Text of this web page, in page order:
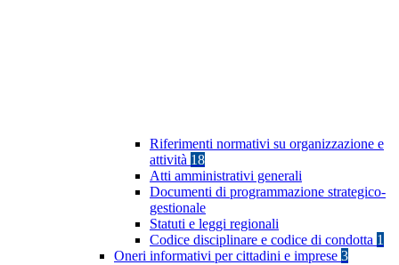
Riferimenti normativi su organizzazione e
attività 18
Atti amministrativi generali
Documenti di programmazione strategico-
gestionale
Statuti e leggi regionali
Codice disciplinare e codice di condotta 1
Oneri informativi per cittadini e imprese 3